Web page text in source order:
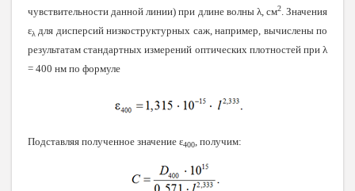
чувствительности данной линии) при длине волны λ, см2. Значения
ɛλдля дисперсий низкоструктурных саж, например, вычислены по
результатам стандартных измерений оптических плотностей при λ
= 400 нм по формуле
Подставляя полученное значение ε400, получим: